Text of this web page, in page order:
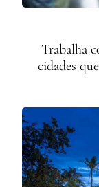
Trabalha
cidades